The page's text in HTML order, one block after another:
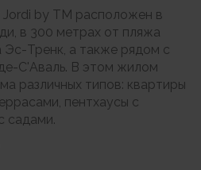
by TM расположен в
в 300 метрах от пляжа
Эс-Тренк, а также рядом с
С'Аваль. В этом жилом
различных типов: квартиры
пентхаусы с
садами.